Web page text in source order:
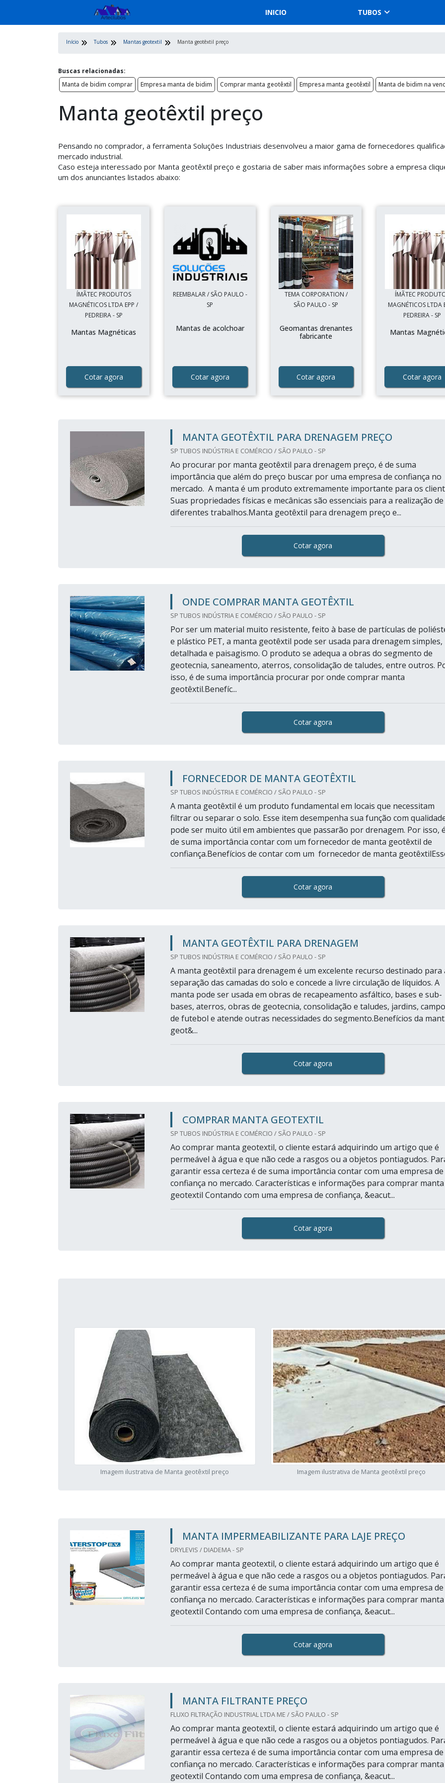
INICIO TUBOS
Início Tubos Mantas geotextil Manta geotêxtil preço
Buscas relacionadas:
Manta de bidim comprar
Empresa manta de bidim Comprar manta geotêxtil Empresa manta geotêxtil Manta de bidim na
Manta geotêxtil preço
Pensando no comprador, a ferramenta Soluções Industriais desenvolveu a maior gama de fornecedores
mercado industrial.
Caso esteja interessado por Manta geotêxtil preço e gostaria de saber mais informações sobre a empresa
um dos anunciantes listados abaixo:
ÍMÃTEC PRODUTOS
MAGNÉTICOS LTDA EPP /
PEDREIRA - SP
Mantas Magnéticas
Cotar agora
REEMBALAR / SÃO PAULO -
SP
Mantas de acolchoar
Cotar agora
TEMA CORPORATION /
SÃO PAULO - SP
Geomantas drenantes
fabricante
Cotar agora
ÍMÃTEC
MAGNÉTICOS LTDA
PEDREIRA - SP
Mantas
Cotar agora
MANTA GEOTÊXTIL PARA DRENAGEM PREÇO
SP TUBOS INDÚSTRIA E COMÉRCIO / SÃO PAULO - SP
Ao procurar por manta geotêxtil para drenagem preço, é de suma
importância que além do preço buscar por uma empresa de confiança no
mercado. A manta é um produto extremamente importante para os
Suas propriedades físicas e mecânicas são essenciais para a realização de
diferentes trabalhos.Manta geotêxtil para drenagem preço e...
Cotar agora
ONDE COMPRAR MANTA GEOTÊXTIL
SP TUBOS INDÚSTRIA E COMÉRCIO / SÃO PAULO - SP
Por ser um material muito resistente, feito à base de partículas de
e plástico PET, a manta geotêxtil pode ser usada para drenagem simples,
detalhada e paisagismo. O produto se adequa a obras do segmento de
geotecnia, saneamento, aterros, consolidação de taludes, entre outros.
isso, é de suma importância procurar por onde comprar manta
geotêxtil.Benefíc...
Cotar agora
FORNECEDOR DE MANTA GEOTÊXTIL
SP TUBOS INDÚSTRIA E COMÉRCIO / SÃO PAULO - SP
A manta geotêxtil é um produto fundamental em locais que necessitam
filtrar ou separar o solo. Esse item desempenha sua função com
pode ser muito útil em ambientes que passarão por drenagem. Por isso,
de suma importância contar com um fornecedor de manta geotêxtil de
confiança.Benefícios de contar com um fornecedor de manta
Cotar agora
MANTA GEOTÊXTIL PARA DRENAGEM
SP TUBOS INDÚSTRIA E COMÉRCIO / SÃO PAULO - SP
A manta geotêxtil para drenagem é um excelente recurso destinado para
separação das camadas do solo e concede a livre circulação de líquidos. A
manta pode ser usada em obras de recapeamento asfáltico, bases e sub-
bases, aterros, obras de geotecnia, consolidação e taludes, jardins, campo
de futebol e atende outras necessidades do segmento.Benefícios da
geot&...
Cotar agora
COMPRAR MANTA GEOTEXTIL
SP TUBOS INDÚSTRIA E COMÉRCIO / SÃO PAULO - SP
Ao comprar manta geotextil, o cliente estará adquirindo um artigo que é
permeável à água e que não cede a rasgos ou a objetos pontiagudos.
garantir essa certeza é de suma importância contar com uma empresa de
confiança no mercado. Características e informações para comprar manta
geotextil Contando com uma empresa de confiança, &eacut...
Cotar agora
Imagem ilustrativa de Manta geotêxtil preço Imagem ilustrativa de Manta geotêxtil preço
MANTA IMPERMEABILIZANTE PARA LAJE PREÇO
DRYLEVIS / DIADEMA - SP
Ao comprar manta geotextil, o cliente estará adquirindo um artigo que é
permeável à água e que não cede a rasgos ou a objetos pontiagudos.
garantir essa certeza é de suma importância contar com uma empresa de
confiança no mercado. Características e informações para comprar manta
geotextil Contando com uma empresa de confiança, &eacut...
Cotar agora
MANTA FILTRANTE PREÇO
FLUXO FILTRAÇÃO INDUSTRIAL LTDA ME / SÃO PAULO - SP
Ao comprar manta geotextil, o cliente estará adquirindo um artigo que é
permeável à água e que não cede a rasgos ou a objetos pontiagudos.
garantir essa certeza é de suma importância contar com uma empresa de
confiança no mercado. Características e informações para comprar manta
geotextil Contando com uma empresa de confiança, &eacut...